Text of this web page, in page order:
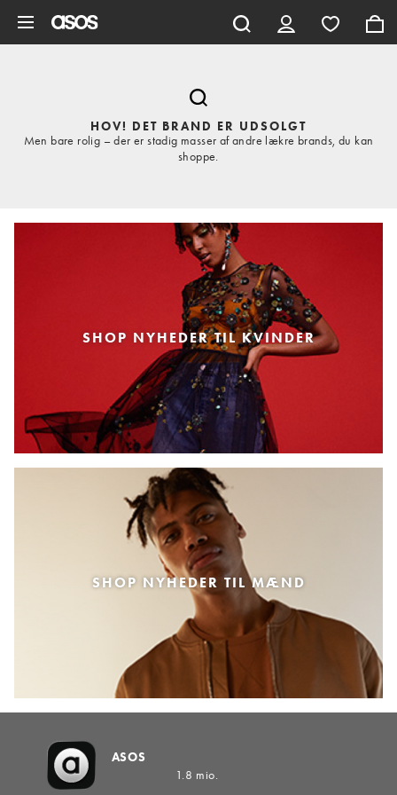
HOV! DET BRAND ER UDSOLGT
Men bare rolig – der er stadig masser af andre lækre brands, du kan
shoppe.
SHOP NYHEDER TIL KVINDER
SHOP NYHEDER TIL MÆND
ASOS
1.8 mio.